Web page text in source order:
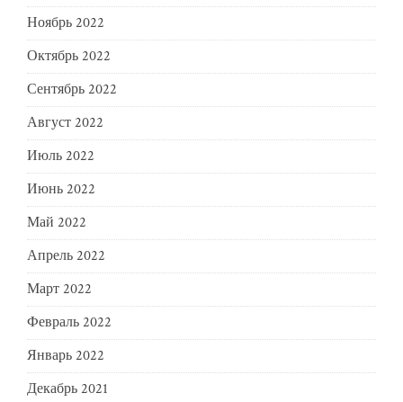
Ноябрь 2022
Октябрь 2022
Сентябрь 2022
Август 2022
Июль 2022
Июнь 2022
Май 2022
Апрель 2022
Март 2022
Февраль 2022
Январь 2022
Декабрь 2021